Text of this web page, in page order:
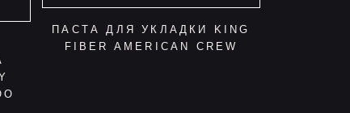
ПАСТА ДЛЯ УКЛАДКИ KING
FIBER AMERICAN CREW